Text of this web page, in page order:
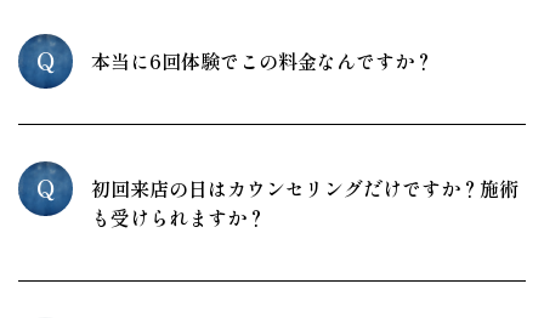
Q 本当に6回体験でこの料金なんですか？
Q
初回来店の日はカウンセリングだけですか？施術
も受けられますか？